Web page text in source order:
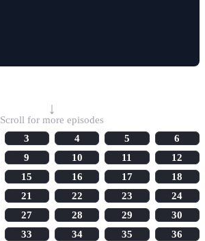
↓
Scroll for more episodes
3 4 5
6
9 10 11
12
15 16 17
18
21 22 23
24
27 28 29
30
33 34 35
36